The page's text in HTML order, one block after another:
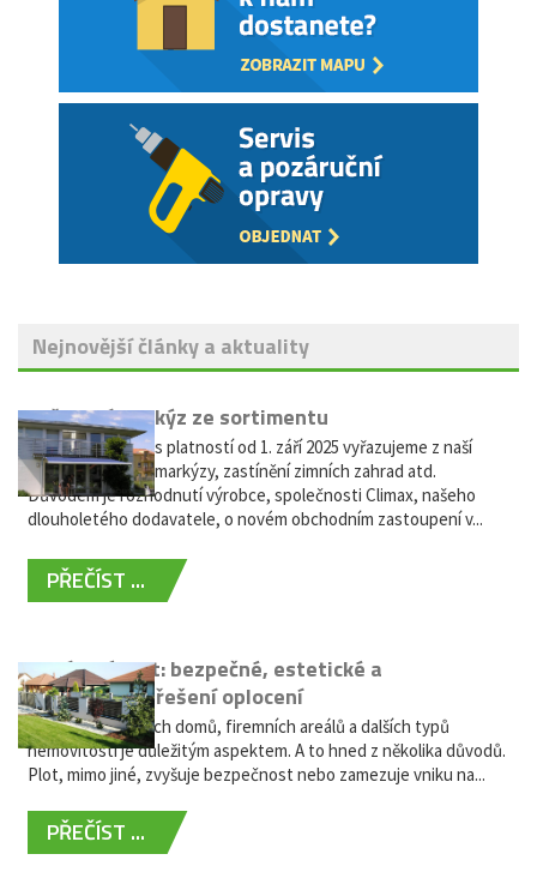
Nejnovější články a aktuality
Vyřazení markýz ze sortimentu
Vážení zákazníci, s platností od 1. září 2025 vyřazujeme z naší
nabídky výsuvné markýzy, zastínění zimních zahrad atd.
Důvodem je rozhodnutí výrobce, společnosti Climax, našeho
dlouholetého dodavatele, o novém obchodním zastoupení v...
PŘEČÍST ...
Hliníkový plot: bezpečné, estetické a
bezúdržbové řešení oplocení
Oplocení rodinných domů, firemních areálů a dalších typů
nemovitostí je důležitým aspektem. A to hned z několika důvodů.
Plot, mimo jiné, zvyšuje bezpečnost nebo zamezuje vniku na...
PŘEČÍST ...